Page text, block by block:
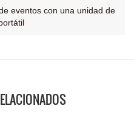
eventos con una unidad de